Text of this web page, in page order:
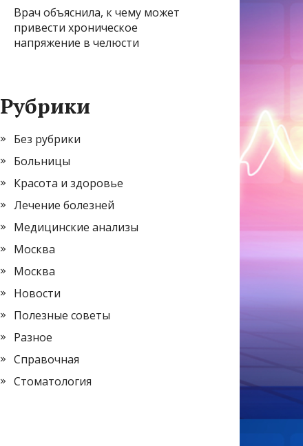
Врач объяснила, к чему может
привести хроническое
напряжение в челюсти
Рубрики
Без рубрики
Больницы
Красота и здоровье
Лечение болезней
Медицинские анализы
Москва
Москва
Новости
Полезные советы
Разное
Справочная
Стоматология